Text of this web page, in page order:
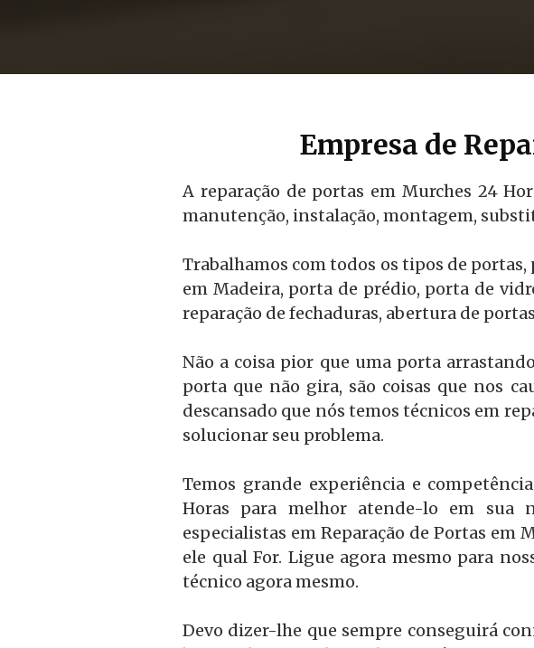
Empresa de
A reparação de portas em Murches 24
manutenção, instalação, montagem,
Trabalhamos com todos os tipos de
em Madeira, porta de prédio, porta de
reparação de fechaduras, abertura de
Não a coisa pior que uma porta
porta que não gira, são coisas que nos
descansado que nós temos técnicos em
solucionar seu problema.
Temos grande experiência e
Horas para melhor atende-lo em sua
especialistas em Reparação de Portas em
ele qual For. Ligue agora mesmo para
técnico agora mesmo.
Devo dizer-lhe que sempre conseguirá